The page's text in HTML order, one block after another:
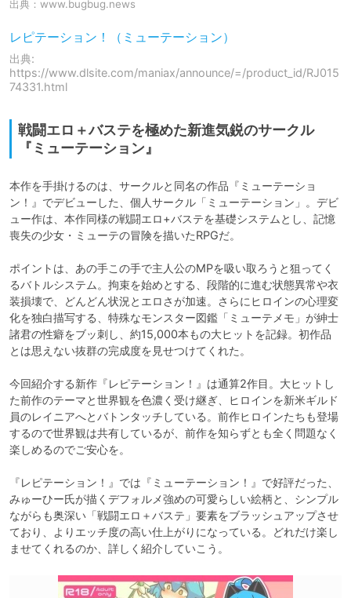
出典： www.bugbug.news
レピテーション！（ミューテーション）
出典:
https://www.dlsite.com/maniax/announce/=/product_id/RJ015
74331.html
戦闘エロ＋バステを極めた新進気鋭のサークル
『ミューテーション』
本作を手掛けるのは、サークルと同名の作品『ミューテーショ
ン！』でデビューした、個人サークル「ミューテーション」。デビ
ュー作は、本作同様の戦闘エロ+バステを基礎システムとし、記憶
喪失の少女・ミューテの冒険を描いたRPGだ。
ポイントは、あの手この手で主人公のMPを吸い取ろうと狙ってく
るバトルシステム。拘束を始めとする、段階的に進む状態異常や衣
装損壊で、どんどん状況とエロさが加速。さらにヒロインの心理変
化を独白描写する、特殊なモンスター図鑑「ミューテメモ」が紳士
諸君の性癖をブッ刺し、約15,000本もの大ヒットを記録。初作品
とは思えない抜群の完成度を見せつけてくれた。
今回紹介する新作『レピテーション！』は通算2作目。大ヒットし
た前作のテーマと世界観を色濃く受け継ぎ、ヒロインを新米ギルド
員のレイニアへとバトンタッチしている。前作ヒロインたちも登場
するので世界観は共有しているが、前作を知らずとも全く問題なく
楽しめるのでご安心を。
『レピテーション！』では『ミューテーション！』で好評だった、
みゅーひー氏が描くデフォルメ強めの可愛らしい絵柄と、シンプル
ながらも奥深い「戦闘エロ＋バステ」要素をブラッシュアップさせ
ており、よりエッチ度の高い仕上がりになっている。どれだけ楽し
ませてくれるのか、詳しく紹介していこう。